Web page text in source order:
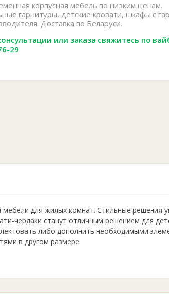
корпусная мебель по низким ценам.
гарнитуры, детские кровати, шкафы с
Доставка по Беларуси.
или заказа свяжитесь по
29
для жилых комнат. Стильные решения
чердаки станут отличным решением для
либо дополнить необходимыми
в другом размере.